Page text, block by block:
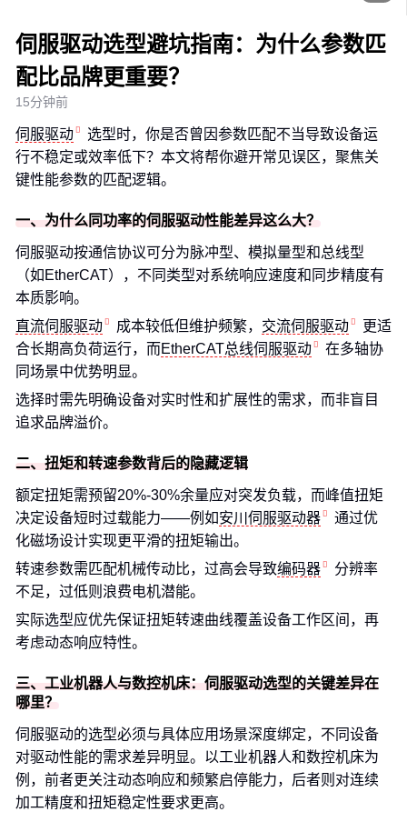
伺服驱动选型避坑指南：为什么参数匹
配比品牌更重要？
15分钟前
伺服驱动
选型时，你是否曾因参数匹配不当导致设备运
行不稳定或效率低下？本文将帮你避开常见误区，聚焦关
键性能参数的匹配逻辑。
一、为什么同功率的伺服驱动性能差异这么大？
伺服驱动按通信协议可分为脉冲型、模拟量型和总线型
（如EtherCAT），不同类型对系统响应速度和同步精度有
本质影响。
直流伺服驱动
成本较低但维护频繁， 交流伺服驱动
更适
合长期高负荷运行，而EtherCAT总线伺服驱动
在多轴协
同场景中优势明显。
选择时需先明确设备对实时性和扩展性的需求，而非盲目
追求品牌溢价。
二、扭矩和转速参数背后的隐藏逻辑
额定扭矩需预留20%-30%余量应对突发负载，而峰值扭矩
决定设备短时过载能力——例如安川伺服驱动器
通过优
化磁场设计实现更平滑的扭矩输出。
转速参数需匹配机械传动比，过高会导致编码器
分辨率
不足，过低则浪费电机潜能。
实际选型应优先保证扭矩转速曲线覆盖设备工作区间，再
考虑动态响应特性。
三、工业机器人与数控机床：伺服驱动选型的关键差异在
哪里？
伺服驱动的选型必须与具体应用场景深度绑定，不同设备
对驱动性能的需求差异明显。以工业机器人和数控机床为
例，前者更关注动态响应和频繁启停能力，后者则对连续
加工精度和扭矩稳定性要求更高。